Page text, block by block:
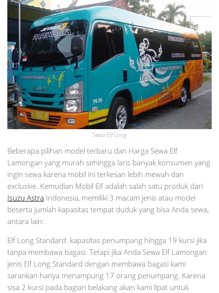
Sewa Elf Long
Beberapa pilihan model terbaru dan Harga Sewa Elf
Lamongan yang murah sehingga laris banyak konsumen yang
ingin sewa karena mobil ini terkesan lebih mewah dan
exclusive. Kemudian Mobil Elf adalah salah satu produk dari
Isuzu Astra Indonesia, memiliki 3 macam jenis atau model
beserta jumlah kapasitas tempat duduk yang bisa Anda sewa,
antara lain:
Elf Long Standard: kapasitas penumpang hingga 19 kursi jika
tanpa membawa bagasi. Tetapi jika Anda Sewa Elf Lamongan
jenis Elf Long Standard dengan membawa bagasi kami
sarankan hanya menampung 17 orang penumpang. Karena
sisa 2 kursi pada bagian belakang akan kami lipat untuk